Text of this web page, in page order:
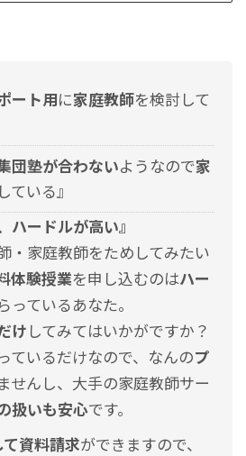
ート用に家庭教師を検討して
団塾が合わないようなので家
ている』
ハードルが高い』
・家庭教師をためしてみたい
体験授業を申し込むのはハー
っているあなた。
け してみてはいかがですか？
ているだけなので、なんのプ
せんし、 大手の家庭教師サー
扱いも安心です。
資料請求ができますので、